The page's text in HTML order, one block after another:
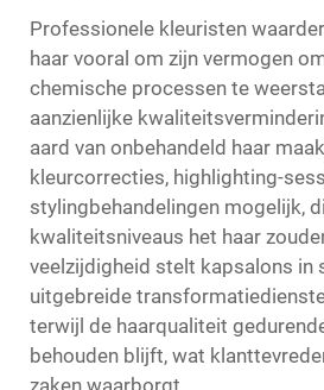
Professionele kleuristen
haar vooral om zijn vermogen
chemische processen te
aanzienlijke
aard van onbehandeld haar
kleurcorrecties, highlighting-
stylingbehandelingen mogelijk,
kwaliteitsniveaus het haar
veelzijdigheid stelt kapsalons in
uitgebreide
terwijl de haarqualiteit
behouden blijft, wat
zaken waarborgt.